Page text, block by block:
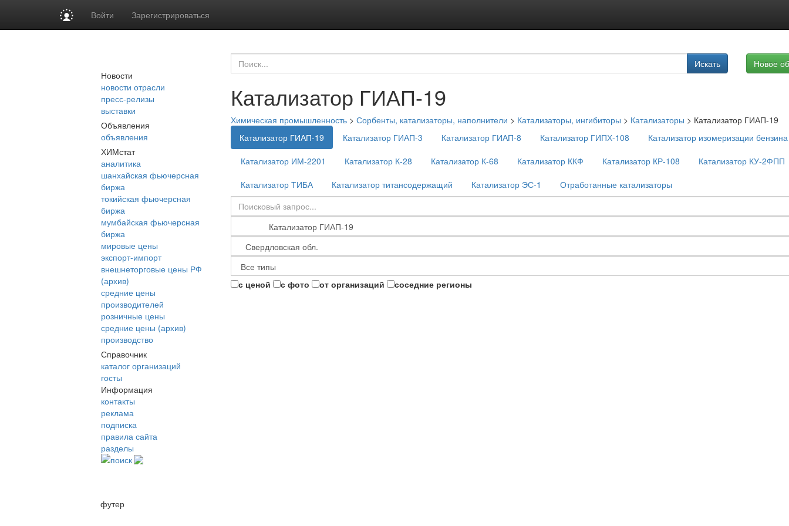
Войти Зарегистрироваться
Новости
новости отрасли
пресс-релизы
выставки
Объявления
объявления
ХИМстат
аналитика
шанхайская фьючерсная
биржа
токийская фьючерсная
биржа
мумбайская фьючерсная
биржа
мировые цены
экспорт-импорт
внешнеторговые цены РФ
(архив)
средние цены
производителей
розничные цены
средние цены (архив)
производство
Справочник
каталог организаций
госты
Информация
контакты
реклама
подписка
правила сайта
разделы
поиск
Искать Новое
Катализатор ГИАП-19
Химическая промышленность > Сорбенты, катализаторы, наполнители > Катализаторы, ингибиторы > Катализаторы > Катализатор ГИАП-19
Катализатор ГИАП-19
Катализатор ГИАП-3 Катализатор ГИАП-8 Катализатор ГИПХ-108
Катализатор изомеризации бензина
Катализатор ИМ-2201
Катализатор К-28 Катализатор К-68 Катализатор ККФ Катализатор КР-108
Катализатор КУ-2ФПП
Катализатор ТИБА
Катализатор титансодержащий Катализатор ЭС-1 Отработанные катализаторы
с ценой с фото от организаций соседние регионы
футер